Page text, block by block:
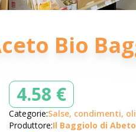
Bio
4.58 €
Categorie:Salse, condimenti,
Produttore:Il Baggiolo di